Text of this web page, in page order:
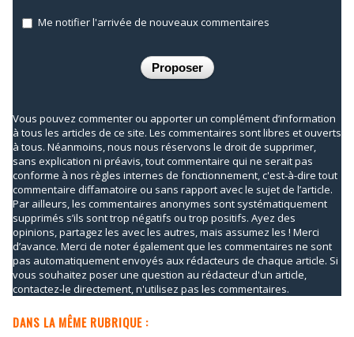
Me notifier l'arrivée de nouveaux commentaires
Vous pouvez commenter ou apporter un complément d’information
à tous les articles de ce site. Les commentaires sont libres et ouverts
à tous. Néanmoins, nous nous réservons le droit de supprimer,
sans explication ni préavis, tout commentaire qui ne serait pas
conforme à nos règles internes de fonctionnement, c'est-à-dire tout
commentaire diffamatoire ou sans rapport avec le sujet de l’article.
Par ailleurs, les commentaires anonymes sont systématiquement
supprimés s’ils sont trop négatifs ou trop positifs. Ayez des
opinions, partagez les avec les autres, mais assumez les ! Merci
d’avance. Merci de noter également que les commentaires ne sont
pas automatiquement envoyés aux rédacteurs de chaque article. Si
vous souhaitez poser une question au rédacteur d'un article,
contactez-le directement, n'utilisez pas les commentaires.
DANS LA MÊME RUBRIQUE :